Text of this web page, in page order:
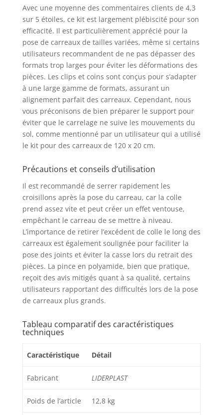
en grès cérame, pierre
naturelle, travertin,
marbre, ciment, granit
et ardoise. Utilisable
sur sols et murs, idéal
pour salles de bain,
cuisines et terrasses.
💪 Matériaux de
qualité et fabrication
européenne – Les
coins ultra-résistants
sont réutilisables, et la
semelle fine des clips
permet d’économiser
système Raimondi et
garantit une durabilité
exceptionnelle. ♻️ Le
kit de nivellement
carrelage le plus
économique du
marché – Un croisillon
autonivelant
professionnel, offrant
un excellent rapport
qualité-prix et une
performance fiable,
Avec une moyenne des commentaires clients de 4,3
sur 5 étoiles, ce kit est largement plébiscité pour son
efficacité. Il est particulièrement apprécié pour la
pose de carreaux de tailles variées, même si certains
utilisateurs recommandent de ne pas dépasser des
formats trop larges pour éviter les déformations des
pièces. Les clips et coins sont conçus pour s’adapter
à une large gamme de formats, assurant un
alignement parfait des carreaux. Cependant, nous
vous préconisons de bien préparer le support pour
éviter que le carrelage ne suive les mouvements du
sol, comme mentionné par un utilisateur qui a utilisé
le kit pour des carreaux de 120 x 20 cm.
Précautions et conseils d’utilisation
Il est recommandé de serrer rapidement les
croisillons après la pose du carreau, car la colle
prend assez vite et peut créer un effet ventouse,
empêchant le carreau de se mettre à niveau.
L’importance de retirer l’excédent de colle le long des
carreaux est également soulignée pour faciliter la
pose des joints et éviter la casse lors du retrait des
pièces. La pince en polyamide, bien que pratique,
reçoit des avis mitigés quant à sa qualité, certains
utilisateurs rapportant des difficultés lors de la pose
de carreaux plus grands.
Tableau comparatif des caractéristiques
techniques
Caractéristique Détail
Fabricant LIDERPLAST
Poids de l’article 12,8 kg